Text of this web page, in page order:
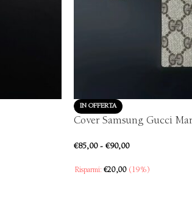
IN OFFERTA
Cover Samsung Gucci
€85,00 - €90,00
Risparmi: €20,00 (19%)